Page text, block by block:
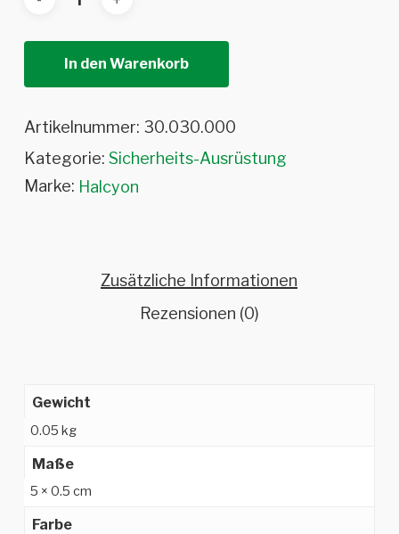
In den Warenkorb
Artikelnummer: 30.030.000
Kategorie: Sicherheits-Ausrüstung
Marke: Halcyon
Zusätzliche Informationen
Rezensionen (0)
Gewicht
0.05 kg
Maße
5 × 0.5 cm
Farbe